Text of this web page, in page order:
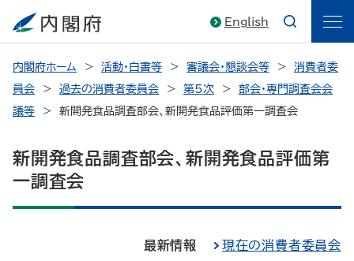
English
内閣府ホーム 活動・白書等 審議会・懇談会等
消費者委
員会
過去の消費者委員会 第5次
部会・専門調査会会
議等
新開発食品調査部会、新開発食品評価第一調査会
新開発食品調査部会、新開発食品評価第
一調査会
最新情報 現在の消費者委員会